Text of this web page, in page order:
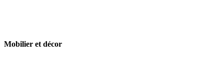
Mobilier et décor